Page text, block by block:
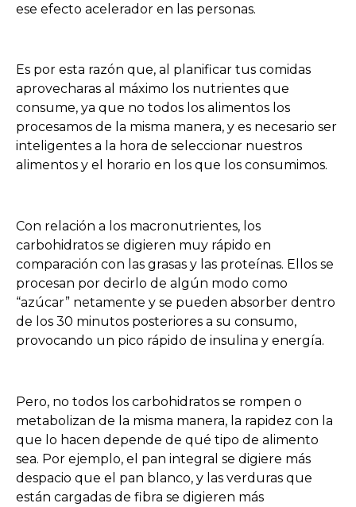
ese efecto acelerador en las personas.
Es por esta razón que, al planificar tus comidas
aprovecharas al máximo los nutrientes que
consume, ya que no todos los alimentos los
procesamos de la misma manera, y es necesario ser
inteligentes a la hora de seleccionar nuestros
alimentos y el horario en los que los consumimos.
Con relación a los macronutrientes, los
carbohidratos se digieren muy rápido en
comparación con las grasas y las proteínas. Ellos se
procesan por decirlo de algún modo como
“azúcar” netamente y se pueden absorber dentro
de los 30 minutos posteriores a su consumo,
provocando un pico rápido de insulina y energía.
Pero, no todos los carbohidratos se rompen o
metabolizan de la misma manera, la rapidez con la
que lo hacen depende de qué tipo de alimento
sea. Por ejemplo, el pan integral se digiere más
despacio que el pan blanco, y las verduras que
están cargadas de fibra se digieren más